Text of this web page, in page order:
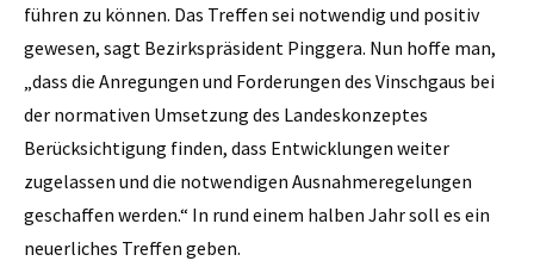
führen zu können. Das Treffen sei notwendig und positiv
gewesen, sagt Bezirkspräsident Pinggera. Nun hoffe man,
„dass die Anregungen und Forderungen des Vinschgaus bei
der normativen Umsetzung des Landeskonzeptes
Berücksichtigung finden, dass Entwicklungen weiter
zugelassen und die notwendigen Ausnahmeregelungen
geschaffen werden.“ In rund einem halben Jahr soll es ein
neuerliches Treffen geben.